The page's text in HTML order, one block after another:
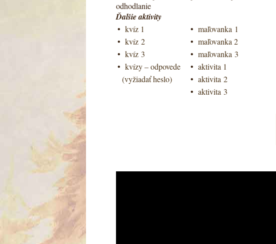
odhodlanie
Ďalšie aktivity
• kvíz 1 • maľovanka 1
• kvíz 2 • maľovanka 2
• kvíz 3 • maľovanka 3
• kvízy – odpovede • aktivita 1
(vyžiadať heslo)
• aktivita 2
• aktivita 3